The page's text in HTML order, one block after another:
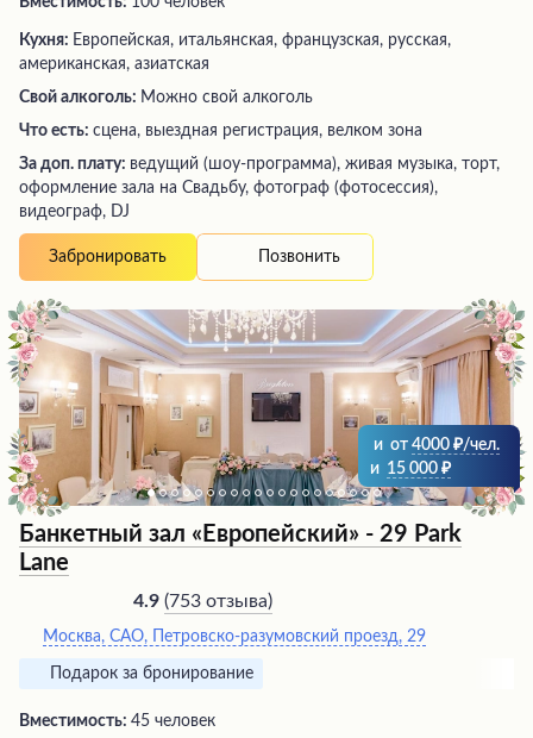
Кухня: Европейская, итальянская, французская, русская,
американская, азиатская
Свой алкоголь: Можно свой алкоголь
Что есть: сцена, выездная регистрация, велком зона
За доп. плату: ведущий (шоу-программа), живая музыка, торт,
оформление зала на Свадьбу, фотограф (фотосессия),
видеограф, DJ
Забронировать Позвонить
и от 4000
/чел.
и 15 000
Банкетный зал «Европейский» - 29 Park
Lane
4.9 (753 отзыва)
Москва, САО, Петровско-разумовский проезд, 29
Подарок за бронирование
Вместимость: 45 человек